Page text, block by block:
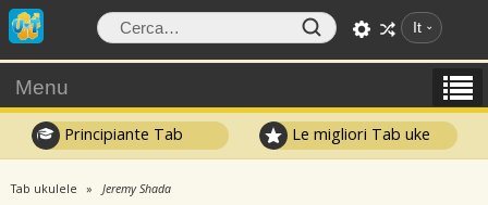
It
Menu
Principiante Tab Le migliori Tab uke
Tab ukulele Jeremy Shada